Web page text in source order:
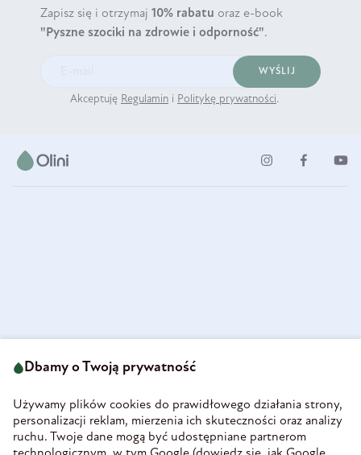
Zapisz się i otrzymaj 10% rabatu oraz e-book
"Pyszne szociki na zdrowie i odporność".
WYŚLIJ
Akceptuję Regulamin i Politykę prywatności.
58-160 Świebodzice
REGON 890213034
INFORMACJE
Dbamy o Twoją prywatność
Używamy plików cookies do prawidłowego działania strony,
personalizacji reklam, mierzenia ich skuteczności oraz analizy
ruchu. Twoje dane mogą być udostępniane partnerom